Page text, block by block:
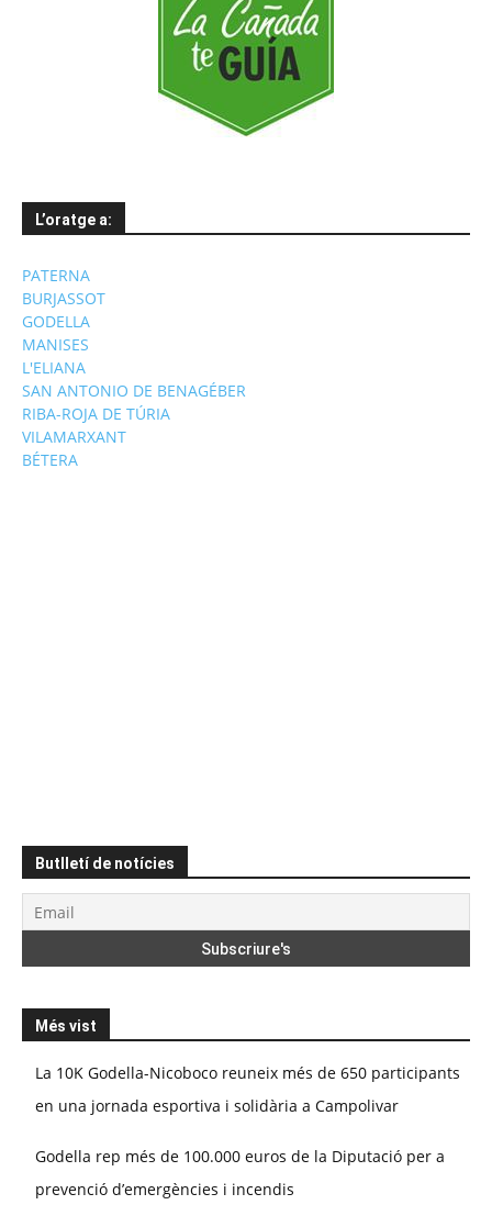
L’oratge a:
PATERNA
BURJASSOT
GODELLA
MANISES
L'ELIANA
SAN ANTONIO DE BENAGÉBER
RIBA-ROJA DE TÚRIA
VILAMARXANT
BÉTERA
Butlletí de notícies
Més vist
La 10K Godella-Nicoboco reuneix més de 650 participants
en una jornada esportiva i solidària a Campolivar
Godella rep més de 100.000 euros de la Diputació per a
prevenció d’emergències i incendis